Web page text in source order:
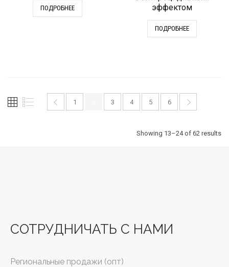
ПОДРОБНЕЕ
эффектом
ПОДРОБНЕЕ
1 3 4 5 6
Showing 13–24 of 62 results
Региональные продажи (опт)
СОТРУДНИЧАТЬ С НАМИ